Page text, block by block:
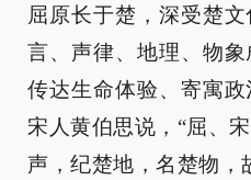
屈原长于楚，深受楚
言、声律、地理、物象
传达生命体验、寄寓政
宋人黄伯思说，“屈、
声，纪楚地，名楚物，